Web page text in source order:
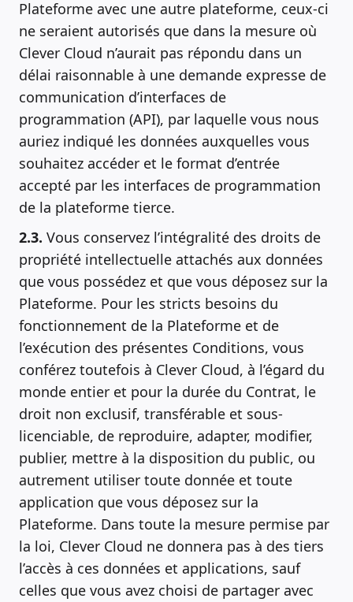
Plateforme avec une autre plateforme, ceux-ci
ne seraient autorisés que dans la mesure où
Clever Cloud n’aurait pas répondu dans un
délai raisonnable à une demande expresse de
communication d’interfaces de
programmation (API), par laquelle vous nous
auriez indiqué les données auxquelles vous
souhaitez accéder et le format d’entrée
accepté par les interfaces de programmation
de la plateforme tierce.
2.3. Vous conservez l’intégralité des droits de
propriété intellectuelle attachés aux données
que vous possédez et que vous déposez sur la
Plateforme. Pour les stricts besoins du
fonctionnement de la Plateforme et de
l’exécution des présentes Conditions, vous
conférez toutefois à Clever Cloud, à l’égard du
monde entier et pour la durée du Contrat, le
droit non exclusif, transférable et sous-
licenciable, de reproduire, adapter, modifier,
publier, mettre à la disposition du public, ou
autrement utiliser toute donnée et toute
application que vous déposez sur la
Plateforme. Dans toute la mesure permise par
la loi, Clever Cloud ne donnera pas à des tiers
l’accès à ces données et applications, sauf
celles que vous avez choisi de partager avec